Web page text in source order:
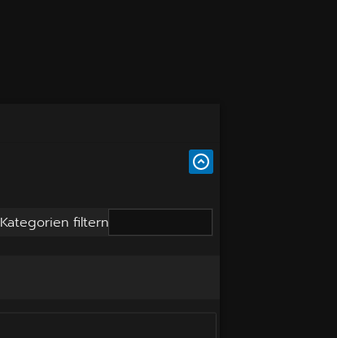
Kategorien filtern